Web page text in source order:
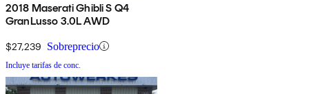
2018 Maserati Ghibli S Q4
GranLusso 3.0L AWD
$27,239 Sobreprecio
Incluye tarifas de conc.